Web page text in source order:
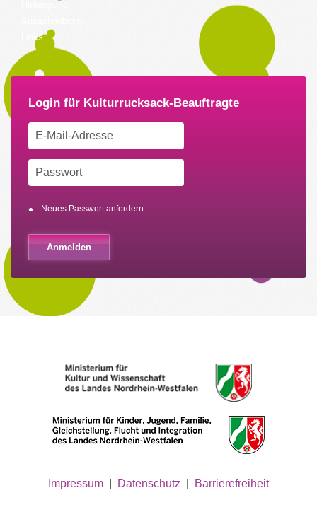
Links
Neues Passwort anfordern
Impressum Datenschutz Barrierefreiheit